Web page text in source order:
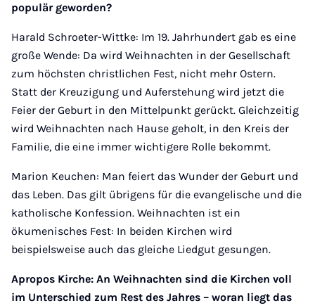
populär geworden?
Harald Schroeter-Wittke: Im 19. Jahrhundert gab es eine
große Wende: Da wird Weihnachten in der Gesellschaft
zum höchsten christlichen Fest, nicht mehr Ostern.
Statt der Kreuzigung und Auferstehung wird jetzt die
Feier der Geburt in den Mittelpunkt gerückt. Gleichzeitig
wird Weihnachten nach Hause geholt, in den Kreis der
Familie, die eine immer wichtigere Rolle bekommt.
Marion Keuchen: Man feiert das Wunder der Geburt und
das Leben. Das gilt übrigens für die evangelische und die
katholische Konfession. Weihnachten ist ein
ökumenisches Fest: In beiden Kirchen wird
beispielsweise auch das gleiche Liedgut gesungen.
Apropos Kirche: An Weihnachten sind die Kirchen voll
im Unterschied zum Rest des Jahres – woran liegt das